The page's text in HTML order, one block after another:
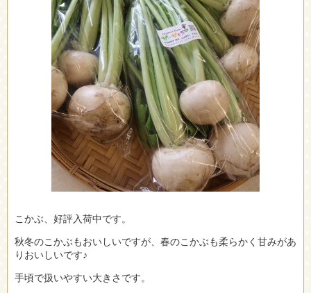
こかぶ、好評入荷中です。
秋冬のこかぶもおいしいですが、春のこかぶも柔らかく甘みがあ
りおいしいです♪
手頃で扱いやすい大きさです。